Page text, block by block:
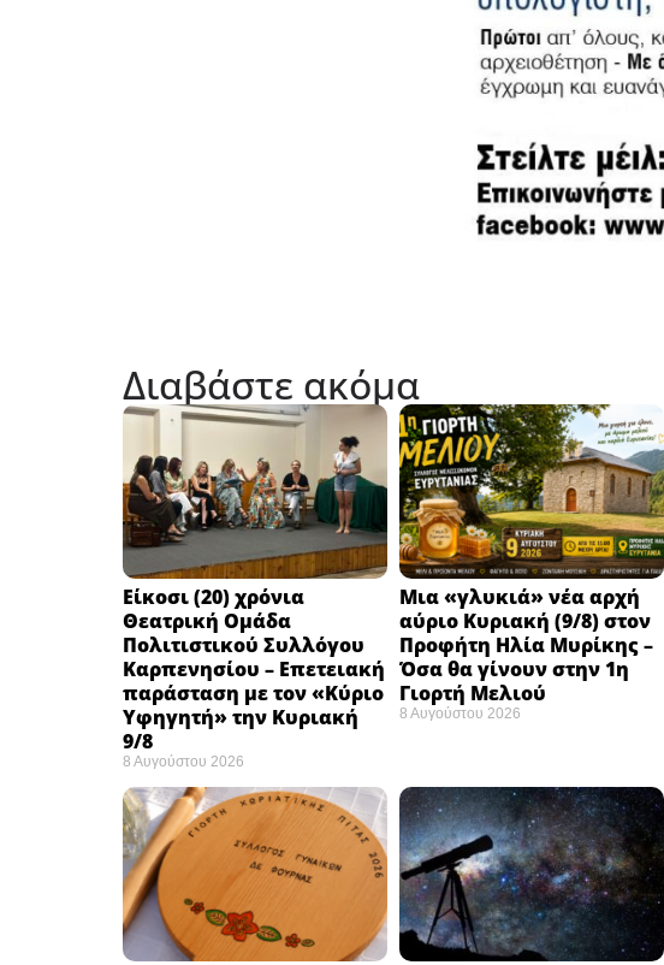
Διαβάστε ακόμα
Eίκοσι (20) χρόνια
Θεατρική Ομάδα
Πολιτιστικού Συλλόγου
Καρπενησίου – Επετειακή
παράσταση με τον «Κύριο
Υφηγητή» την Κυριακή
9/8
8 Αυγούστου 2026
Μια «γλυκιά» νέα αρχή
αύριο Κυριακή (9/8) στον
Προφήτη Ηλία Μυρίκης –
Όσα θα γίνουν στην 1η
Γιορτή Μελιού
8 Αυγούστου 2026